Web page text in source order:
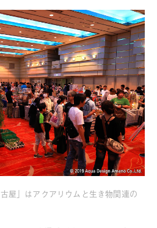
屋」はアクアリウムと生き物関連の